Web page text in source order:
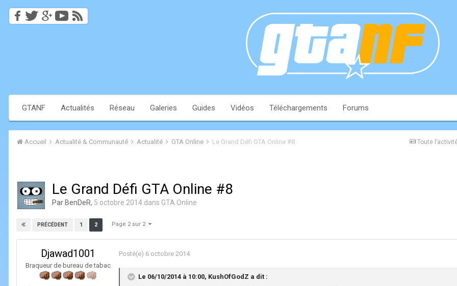
GTANF Actualités Réseau Galeries Guides Vidéos Téléchargements Forums
Toute
Accueil Actualité & Communauté Actualité GTA Online Le Grand Défi GTA Online #8
Le Grand Défi GTA Online #8
Par BenDeR, 5 octobre 2014 dans GTA Online
PRÉCÉDENT 1 2 Page 2 sur 2
Djawad1001
Braqueur de bureau de tabac
Posté(e) 6 octobre 2014
Le 06/10/2014 à 10:00, KushOfGodZ a dit :